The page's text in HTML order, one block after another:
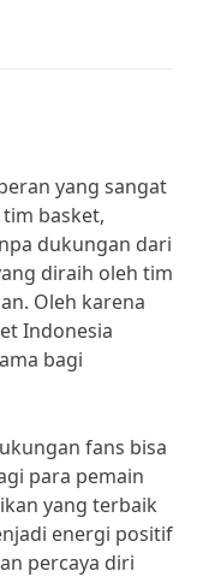
yang sangat
basket,
dukungan dari
diraih oleh tim
Oleh karena
Indonesia
bagi
fans bisa
para pemain
yang terbaik
energi positif
percaya diri